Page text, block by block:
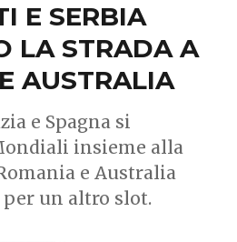
E SERBIA
LA STRADA A
AUSTRALIA
e Spagna si
insieme alla
e Australia
un altro slot.